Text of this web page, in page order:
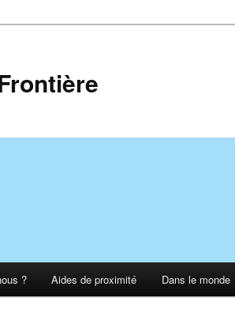
? Aides de proximité Dans le monde